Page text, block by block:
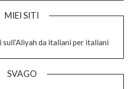
MIEI SITI
da italiani per italiani
SVAGO